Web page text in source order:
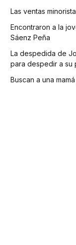
Las ventas
Encontraron a la
Sáenz Peña
La despedida de
para despedir a su
Buscan a una